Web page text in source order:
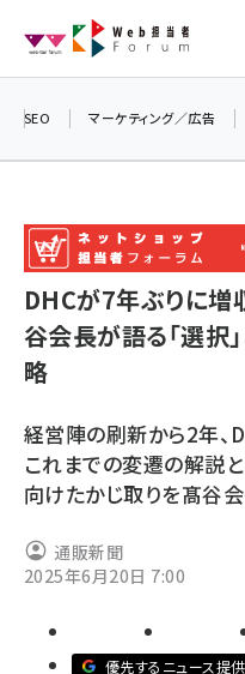
ン
seo (3523)
ai (2804)
セミナー (2303)
z世代 (1622)
llmo (1161)
SEO マーケティング／広告
DHCが7年ぶりに増
谷会長が語る「選択
略
経営陣の刷新から2年、
これまでの変遷の解説
向けたかじ取りを髙谷
通販新聞
2025年6月20日 7:00
優先するニュース提